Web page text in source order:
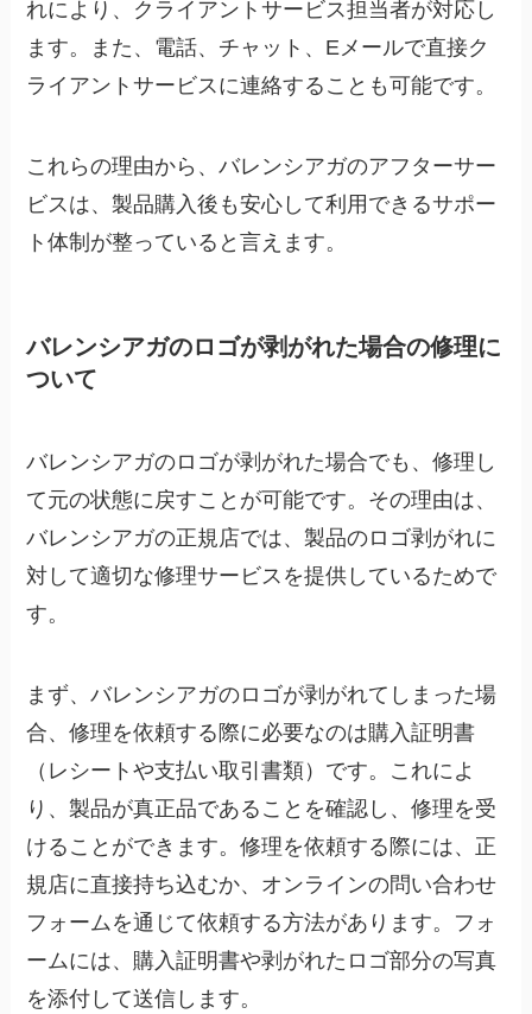
れにより、クライアントサービス担当者が対応し
ます。また、電話、チャット、Eメールで直接ク
ライアントサービスに連絡することも可能です。
これらの理由から、バレンシアガのアフターサー
ビスは、製品購入後も安心して利用できるサポー
ト体制が整っていると言えます。
バレンシアガのロゴが剥がれた場合の修理に
ついて
バレンシアガのロゴが剥がれた場合でも、修理し
て元の状態に戻すことが可能です。その理由は、
バレンシアガの正規店では、製品のロゴ剥がれに
対して適切な修理サービスを提供しているためで
す。
まず、バレンシアガのロゴが剥がれてしまった場
合、修理を依頼する際に必要なのは購入証明書
（レシートや支払い取引書類）です。これによ
り、製品が真正品であることを確認し、修理を受
けることができます。修理を依頼する際には、正
規店に直接持ち込むか、オンラインの問い合わせ
フォームを通じて依頼する方法があります。フォ
ームには、購入証明書や剥がれたロゴ部分の写真
を添付して送信します。